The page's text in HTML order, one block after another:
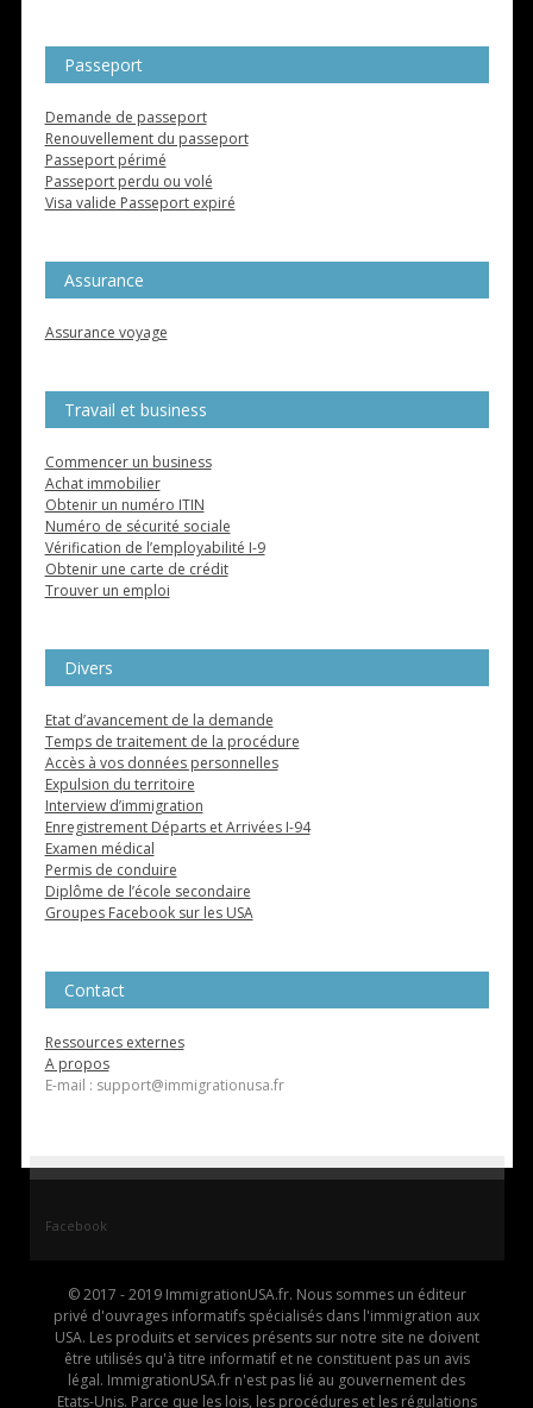
Passeport
Demande de passeport
Renouvellement du passeport
Passeport périmé
Passeport perdu ou volé
Visa valide Passeport expiré
Assurance
Assurance voyage
Travail et business
Commencer un business
Achat immobilier
Obtenir un numéro ITIN
Numéro de sécurité sociale
Vérification de l’employabilité I-9
Obtenir une carte de crédit
Trouver un emploi
Divers
Etat d’avancement de la demande
Temps de traitement de la procédure
Accès à vos données personnelles
Expulsion du territoire
Interview d’immigration
Enregistrement Départs et Arrivées I-94
Examen médical
Permis de conduire
Diplôme de l’école secondaire
Groupes Facebook sur les USA
Contact
Ressources externes
A propos
E-mail : support@immigrationusa.fr
Facebook
© 2017 - 2019 ImmigrationUSA.fr. Nous sommes un éditeur
privé d'ouvrages informatifs spécialisés dans l'immigration aux
USA. Les produits et services présents sur notre site ne doivent
être utilisés qu'à titre informatif et ne constituent pas un avis
légal. ImmigrationUSA.fr n'est pas lié au gouvernement des
Etats-Unis. Parce que les lois, les procédures et les régulations